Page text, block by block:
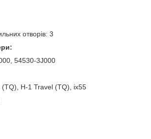
отворів: 3
54530-3J000
H-1 Travel (TQ), ix55